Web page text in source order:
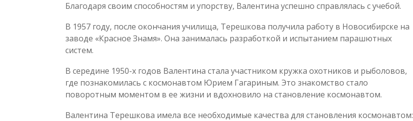
Благодаря своим способностям и упорству, Валентина успешно справлялась с учебой.
В 1957 году, после окончания училища, Терешкова получила работу в Новосибирске на
заводе «Красное Знамя». Она занималась разработкой и испытанием парашютных
систем.
В середине 1950-х годов Валентина стала участником кружка охотников и рыболовов,
где познакомилась с космонавтом Юрием Гагариным. Это знакомство стало
поворотным моментом в ее жизни и вдохновило на становление космонавтом.
Валентина Терешкова имела все необходимые качества для становления космонавтом: